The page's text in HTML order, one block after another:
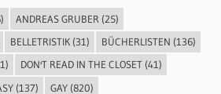
ANDREAS GRUBER (25)
BELLETRISTIK(31) BÜCHERLISTEN (136)
DON'T READ IN THE CLOSET(41)
(137) GAY(820)